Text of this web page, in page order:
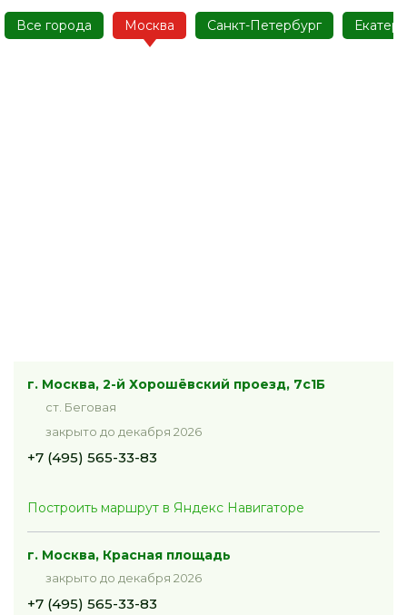
Все города Москва Санкт-Петербург
г. Москва, 2-й Хорошёвский проезд, 7с1Б
ст. Беговая
закрыто до декабря 2026
+7 (495) 565-33-83
Построить маршрут в Яндекс Навигаторе
г. Москва, Красная площадь
закрыто до декабря 2026
+7 (495) 565-33-83